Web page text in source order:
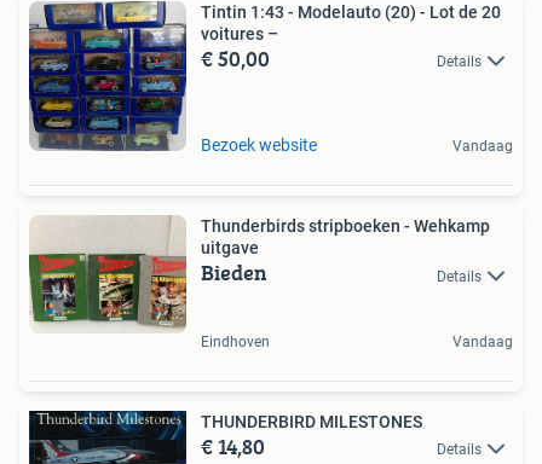
Tintin 1:43 - Modelauto (20) - Lot de 20
voitures –
€ 50,00 Details
Bezoek website Vandaag
Thunderbirds stripboeken - Wehkamp
uitgave
Bieden Details
Eindhoven Vandaag
THUNDERBIRD MILESTONES
€ 14,80 Details